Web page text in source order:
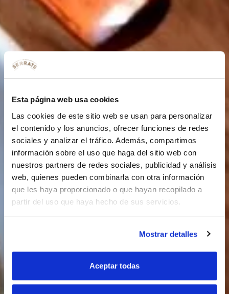
Esta página web usa cookies
Las cookies de este sitio web se usan para personalizar
el contenido y los anuncios, ofrecer funciones de redes
sociales y analizar el tráfico. Además, compartimos
información sobre el uso que haga del sitio web con
nuestros partners de redes sociales, publicidad y análisis
web, quienes pueden combinarla con otra información
que les haya proporcionado o que hayan recopilado a
partir del uso que haya hecho de sus servicios.
Mostrar detalles
Aceptar todas